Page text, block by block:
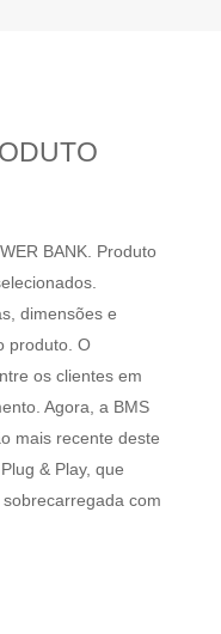
BANK. Produto
dimensões e
produto. O
os clientes em
Agora, a BMS
mais recente deste
& Play, que
com